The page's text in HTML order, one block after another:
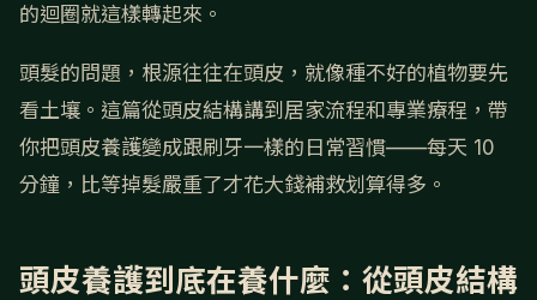
的迴圈就這樣轉起來。
頭髮的問題，根源往往在頭皮，就像種不好的植物要先
看土壤。這篇從頭皮結構講到居家流程和專業療程，帶
你把頭皮養護變成跟刷牙一樣的日常習慣——每天 10
分鐘，比等掉髮嚴重了才花大錢補救划算得多。
頭皮養護到底在養什麼：從頭皮結構